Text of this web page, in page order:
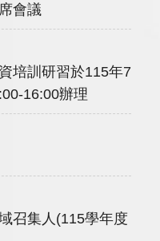
會議
培訓研習於115年7
16:00辦理
召集人(115學年度